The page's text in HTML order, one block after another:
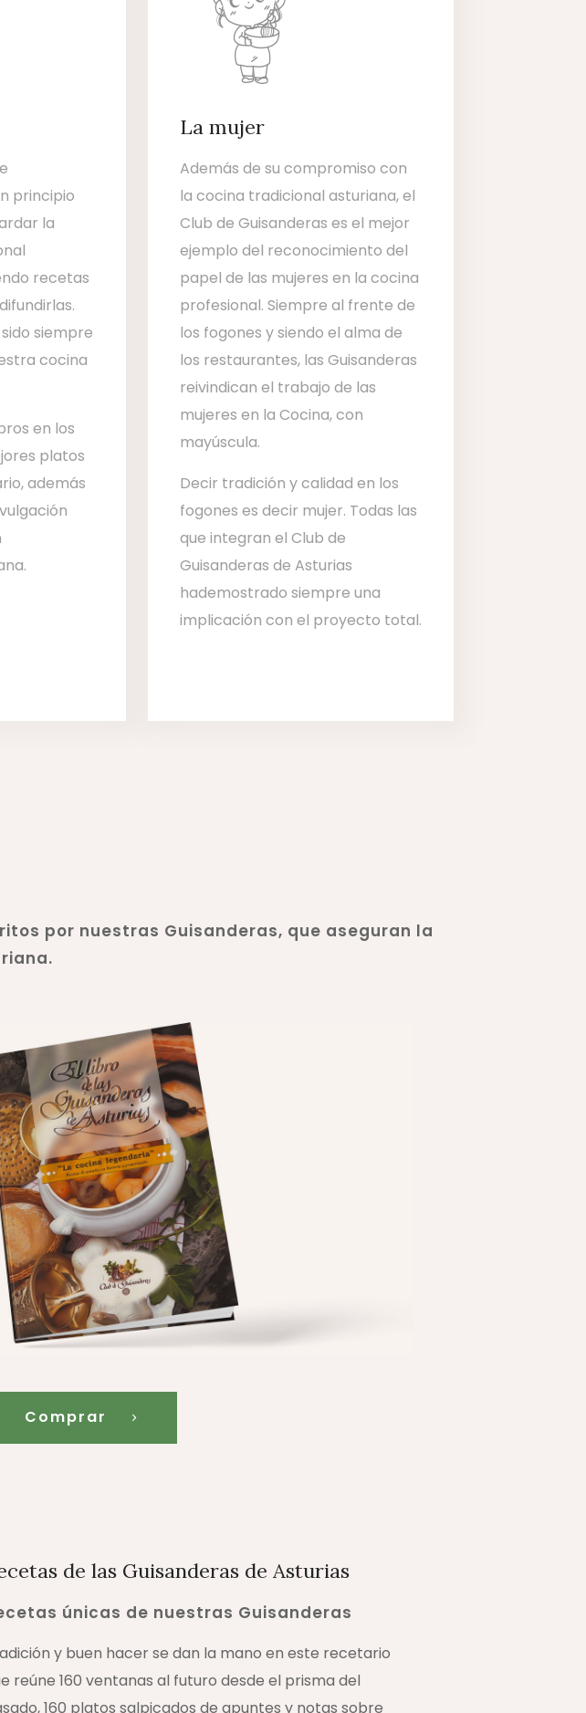
principio
la
recetas
siempre
cocina
en los
platos
además
La mujer
Además de su compromiso con
la cocina tradicional asturiana, el
Club de Guisanderas es el mejor
ejemplo del reconocimiento del
papel de las mujeres en la cocina
profesional. Siempre al frente de
los fogones y siendo el alma de
los restaurantes, las Guisanderas
reivindican el trabajo de las
mujeres en la Cocina, con
mayúscula.
Decir tradición y calidad en los
fogones es decir mujer. Todas las
que integran el Club de
Guisanderas de Asturias
hademostrado siempre una
implicación con el proyecto total.
por nuestras Guisanderas, que aseguran la
Comprar
de las Guisanderas de Asturias
únicas de nuestras Guisanderas
y buen hacer se dan la mano en este recetario
reúne 160 ventanas al futuro desde el prisma del
160 platos salpicados de apuntes y notas sobre